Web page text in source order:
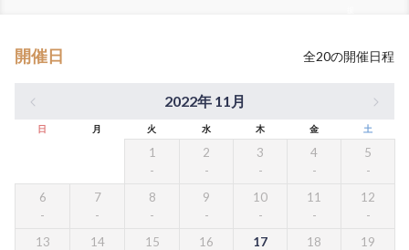
開催日 全20の開催日程
2022年 11月
日 月 火 水 木 金 土
1 2 3 4 5
6 7 8 9 10 11 12
13 14 15 16 17 18 19